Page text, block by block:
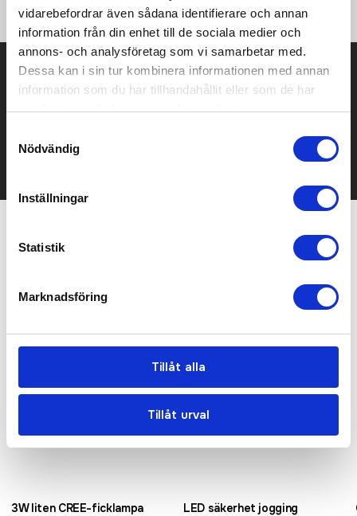
vidarebefordrar även sådana identifierare och annan
information från din enhet till de sociala medier och
annons- och analysföretag som vi samarbetar med.
Dessa kan i sin tur kombinera informationen med annan
information som du har tillhandahållit eller som de har
samlat in när du har använt deras tjänster.
Nödvändig
Inställningar
Statistik
Marknadsföring
Tillåt alla
Tillåt urval
Prisuppgift på mailen?
Relaterade produkter
3W liten CREE-ficklampa LED säkerhet jogging